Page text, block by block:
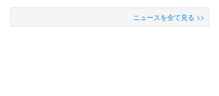
ニュースを全て見る >>